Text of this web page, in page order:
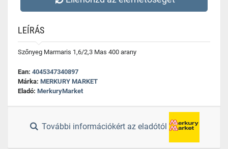
LEÍRÁS
Szőnyeg Marmaris 1,6/2,3 Mas 400 arany
Ean: 4045347340897
Márka: MERKURY MARKET
Eladó: MerkuryMarket
További információkért az eladótól